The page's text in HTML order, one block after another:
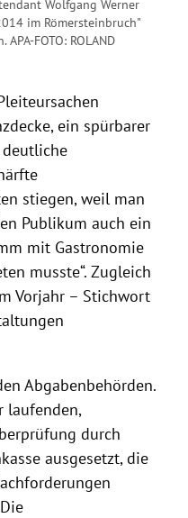
Wolfgang Werner
im Römersteinbruch"
FOTO: ROLAND
ein spürbarer
deutliche
stiegen, weil man
Publikum auch ein
mit Gastronomie
musste“. Zugleich
Vorjahr – Stichwort
Abgabenbehörden.
laufenden,
durch
ausgesetzt, die